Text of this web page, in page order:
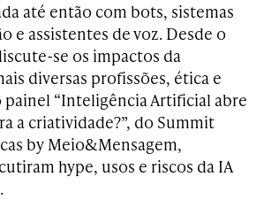
até então com bots, sistemas
e assistentes de voz. Desde o
se os impactos da
diversas profissões, ética e
painel “Inteligência Artificial abre
a criatividade?”, do Summit
by Meio&Mensagem,
hype, usos e riscos da IA